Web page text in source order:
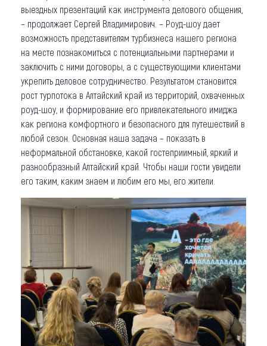
выездных презентаций как инструмента делового общения,
– продолжает Сергей Владимирович. – Роуд-шоу дает
возможность представителям турбизнеса нашего региона
на месте познакомиться с потенциальными партнерами и
заключить с ними договоры, а с существующими клиентами
укрепить деловое сотрудничество. Результатом становится
рост турпотока в Алтайский край из территорий, охваченных
роуд-шоу, и формирование его привлекательного имиджа
как региона комфортного и безопасного для путешествий в
любой сезон. Основная наша задача – показать в
неформальной обстановке, какой гостеприимный, яркий и
разнообразный Алтайский край. Чтобы наши гости увидели
его таким, каким знаем и любим его мы, его жители.